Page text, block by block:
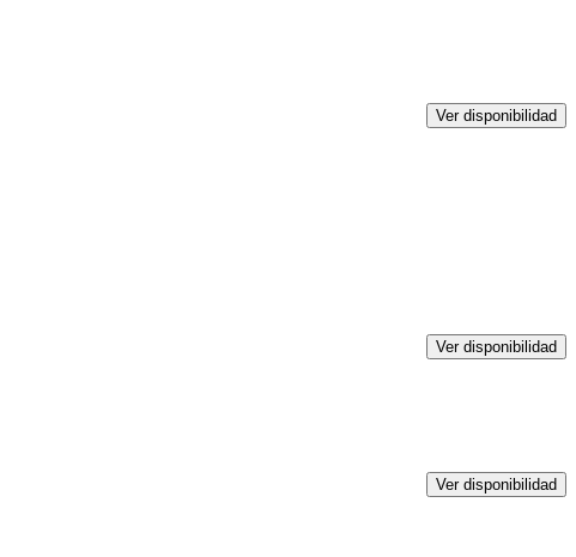
Ver disponibilidad
Ver disponibilidad
Ver disponibilidad